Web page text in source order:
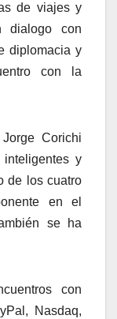
de viajes y
dialogo con
diplomacia y
con la
Corichi
y
de los cuatro
en el
se ha
con
Nasdaq,